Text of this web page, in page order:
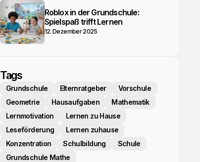
Roblox in der Grundschule:
Spielspaß trifft Lernen
12. Dezember 2025
Tags
Grundschule Elternratgeber
Vorschule
Geometrie
Hausaufgaben
Mathematik
Lernmotivation
Lernen zu Hause
Leseförderung
Lernen zuhause
Konzentration
Schulbildung
Schule
Grundschule Mathe